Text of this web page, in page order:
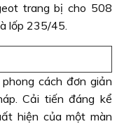
trang bị cho 508
lốp 235/45.
cách đơn giản
Cải tiến đáng kể
hiện của một màn